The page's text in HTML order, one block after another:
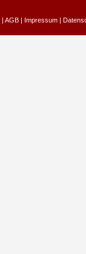
| AGB | Impressum |